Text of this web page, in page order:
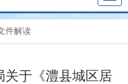
件解读
关于《澧县城区居